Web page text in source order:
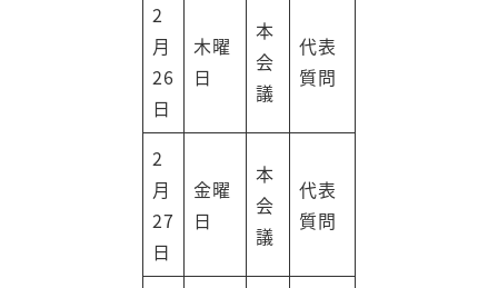
2
月
26
日
木曜
日
本
会
議
代表
質問
2
月
27
日
金曜
日
本
会
議
代表
質問